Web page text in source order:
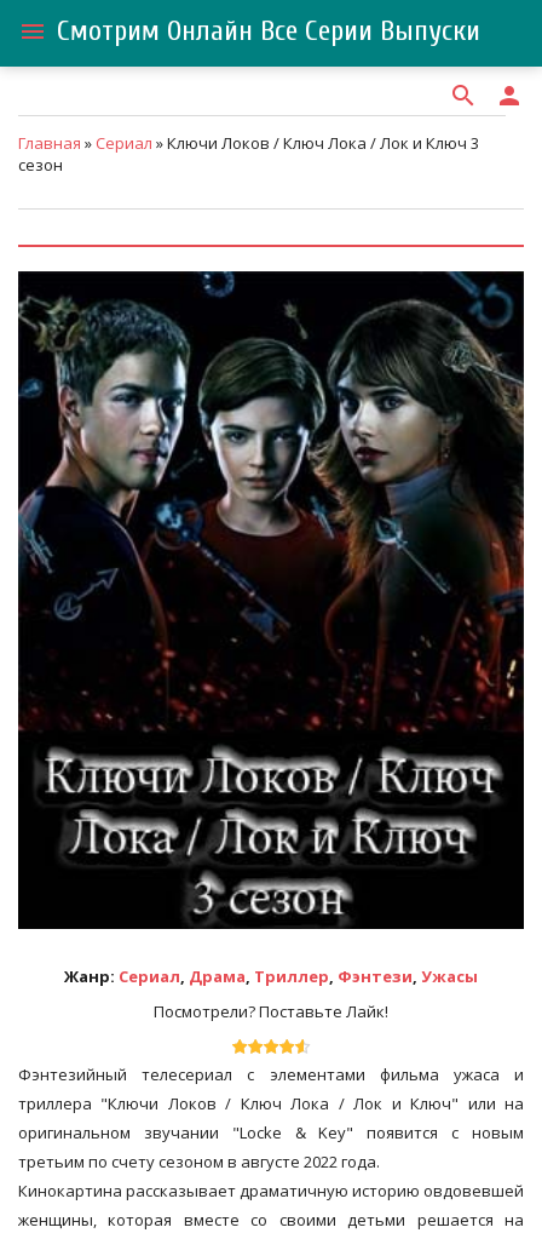
menu Смотрим Онлайн Все Серии Выпуски
search person
Главная » Сериал » Ключи Локов / Ключ Лока / Лок и Ключ 3
сезон
Жанр: Сериал, Драма, Триллер, Фэнтези, Ужасы
Посмотрели? Поставьте Лайк!
Фэнтезийный телесериал с элементами фильма ужаса и
триллера "Ключи Локов / Ключ Лока / Лок и Ключ" или на
оригинальном звучании "Locke & Key" появится с новым
третьим по счету сезоном в августе 2022 года.
Кинокартина рассказывает драматичную историю овдовевшей
женщины, которая вместе со своими детьми решается на